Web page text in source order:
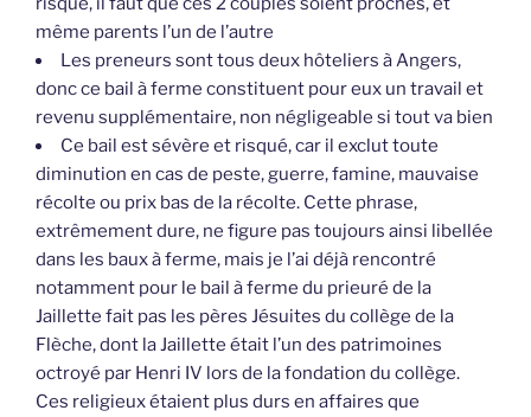
même parents l’un de l’autre
Les preneurs sont tous deux hôteliers à Angers,
donc ce bail à ferme constituent pour eux un travail et
revenu supplémentaire, non négligeable si tout va bien
Ce bail est sévère et risqué, car il exclut toute
diminution en cas de peste, guerre, famine, mauvaise
récolte ou prix bas de la récolte. Cette phrase,
extrêmement dure, ne figure pas toujours ainsi libellée
dans les baux à ferme, mais je l’ai déjà rencontré
notamment pour le bail à ferme du prieuré de la
Jaillette fait pas les pères Jésuites du collège de la
Flèche, dont la Jaillette était l’un des patrimoines
octroyé par Henri IV lors de la fondation du collège.
Ces religieux étaient plus durs en affaires que